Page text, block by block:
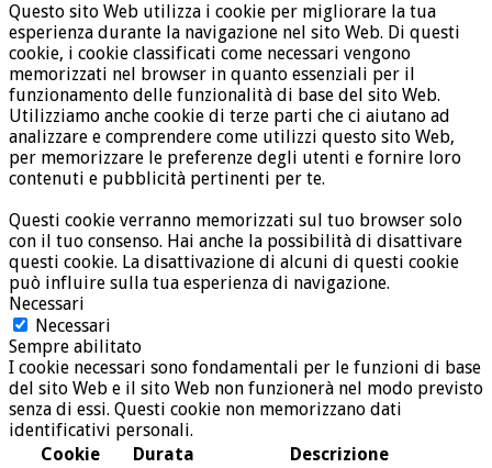
Questo sito Web utilizza i cookie per migliorare la tua
esperienza durante la navigazione nel sito Web. Di questi
cookie, i cookie classificati come necessari vengono
memorizzati nel browser in quanto essenziali per il
funzionamento delle funzionalità di base del sito Web.
Utilizziamo anche cookie di terze parti che ci aiutano ad
analizzare e comprendere come utilizzi questo sito Web,
per memorizzare le preferenze degli utenti e fornire loro
contenuti e pubblicità pertinenti per te.
Questi cookie verranno memorizzati sul tuo browser solo
con il tuo consenso. Hai anche la possibilità di disattivare
questi cookie. La disattivazione di alcuni di questi cookie
può influire sulla tua esperienza di navigazione.
Necessari
Necessari
Sempre abilitato
I cookie necessari sono fondamentali per le funzioni di base
del sito Web e il sito Web non funzionerà nel modo previsto
senza di essi. Questi cookie non memorizzano dati
identificativi personali.
Cookie
Durata Descrizione